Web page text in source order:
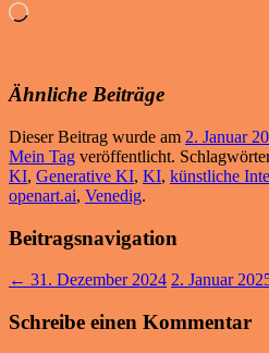
Wird
Ähnliche Beiträge
Dieser Beitrag wurde am 2. Januar
Mein Tag veröffentlicht.
KI, Generative KI, KI, künstliche
openart.ai, Venedig.
Beitragsnavigation
← 31. Dezember 2024 2. Januar
Schreibe einen Kommentar